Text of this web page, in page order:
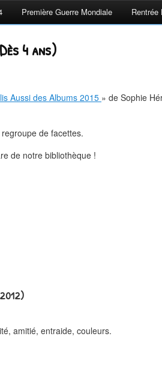
Première Guerre Mondiale Rentrée
4 ans)
Aussi des Albums 2015 » de Sophie
de facettes.
de notre bibliothèque !
amitié, entraide, couleurs.